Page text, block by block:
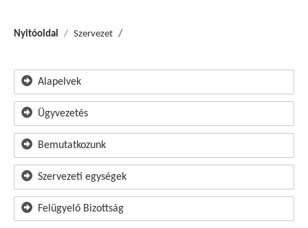
Nyitóoldal Szervezet
Alapelvek
Ügyvezetés
Bemutatkozunk
Szervezeti egységek
Felügyelő Bizottság